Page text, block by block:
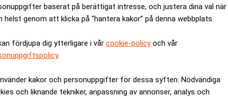
baserat på berättigat intresse, och justera dina val när
helst genom att klicka på “hantera kakor” på denna webbplats.
fördjupa dig ytterligare i vår cookie-policyoch vår
.
kakor och personuppgifter för dessa syften: Nödvändiga
och liknande tekniker, anpassning av annonser, analys och
tre verk av konstnären Jasper John för tiotals
investerarna och rotera i kretsen. Enligt stämningen skulle
KKR. Hans hustru är ordförande i styrelsen för Moma.
är kostnadsfritt: Prenumerera